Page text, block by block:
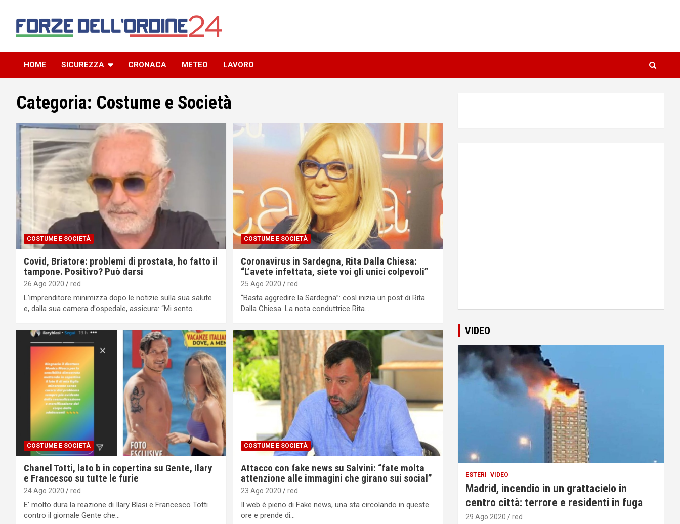
content
Forze dell’Ordine 24
HOME SICUREZZA CRONACA METEO LAVORO
Categoria: Costume e Società
COSTUME E SOCIETÀ
Covid, Briatore: problemi di prostata, ho fatto il
tampone. Positivo? Può darsi
26 Ago 2020 red
Lʼimprenditore minimizza dopo le notizie sulla sua salute
e, dalla sua camera dʼospedale, assicura: “Mi sento…
COSTUME E SOCIETÀ
Coronavirus in Sardegna, Rita Dalla Chiesa:
“L’avete infettata, siete voi gli unici colpevoli”
25 Ago 2020 red
“Basta aggredire la Sardegna”: così inizia un post di Rita
Dalla Chiesa. La nota conduttrice Rita…
COSTUME E SOCIETÀ
Chanel Totti, lato b in copertina su Gente, Ilary
e Francesco su tutte le furie
24 Ago 2020 red
E’ molto dura la reazione di Ilary Blasi e Francesco Totti
contro il giornale Gente che…
COSTUME E SOCIETÀ
Attacco con fake news su Salvini: “fate molta
attenzione alle immagini che girano sui social”
23 Ago 2020 red
Il web è pieno di Fake news, una sta circolando in queste
ore e prende di…
VIDEO
ESTERI VIDEO
Madrid, incendio in un grattacielo in
centro città: terrore e residenti in fuga
29 Ago 2020 red